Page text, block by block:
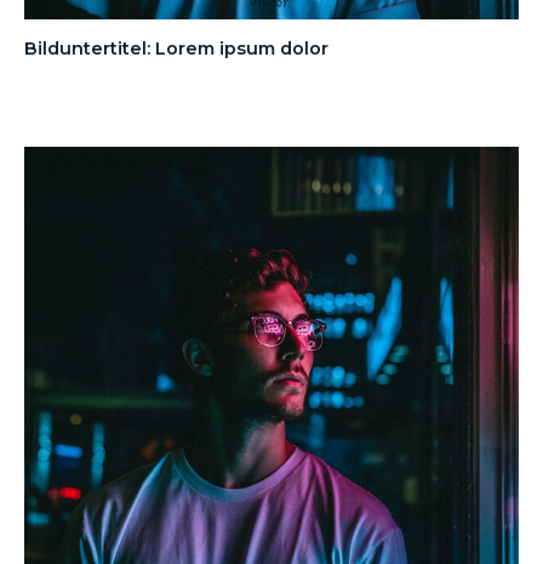
Bilduntertitel: Lorem ipsum dolor